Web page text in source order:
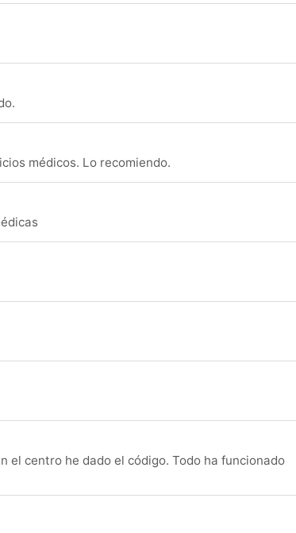
médicos. Lo recomiendo.
el centro he dado el código. Todo ha funcionado